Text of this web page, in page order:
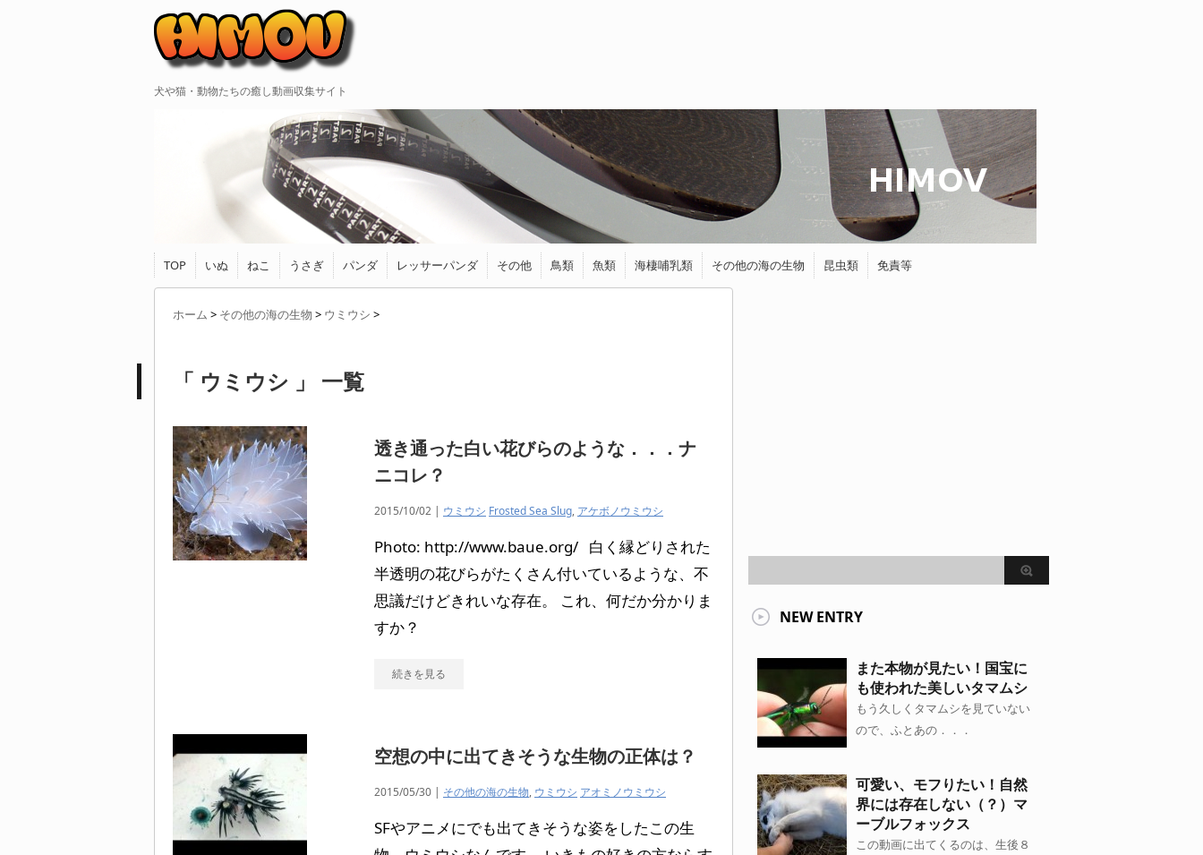
犬や猫・動物たちの癒し動画収集サイト
TOP いぬ ねこ うさぎ パンダ レッサーパンダ
その他
トラ
ライオン
ジャガー
チーター
オセロット
ゾウ
くま
キツネ
フェネック
馬・ロバ
シカ
ヤギ
カワウソ
イイズナ
クアッカワラビー
リス
モモンガ
ハリネズミ
ヤマネ
ねずみ・モルモット
ワニ類
カメレオン
カモノハシ
鳥類
アオバト
アヒル
インコ
ウグイス
うずら
キーウィ
ケツァール
ハチドリ
フクロウ＆ミミ
ブンチョウ
ペンギン
メジロ
魚類
ダツ
トランスルーセ
海棲哺乳類
アザラシ
アシカ
イルカ
シャチ
ラッコ
その他の海の生物
イカ
ウミウシ
エビ
カニ
タコ
昆虫類
免責等
ホーム > その他の海の生物 > ウミウシ >
「 ウミウシ 」 一覧
透き通った白い花びらのような．．．ナ
ニコレ？
2015/10/02 | ウミウシ Frosted Sea Slug, アケボノウミウシ
Photo: http://www.baue.org/ 白く縁どりされた
半透明の花びらがたくさん付いているような、不
思議だけどきれいな存在。 これ、何だか分かりま
すか？
続きを見る
空想の中に出てきそうな生物の正体は？
2015/05/30 | その他の海の生物, ウミウシ アオミノウミウシ
SFやアニメにでも出てきそうな姿をしたこの生
NEW ENTRY
また本物が見たい！国宝に
も使われた美しいタマムシ
もう久しくタマムシを見ていない
ので、ふとあの．．．
可愛い、モフりたい！自然
界には存在しない（？）マ
ーブルフォックス
この動画に出てくるのは、生後８